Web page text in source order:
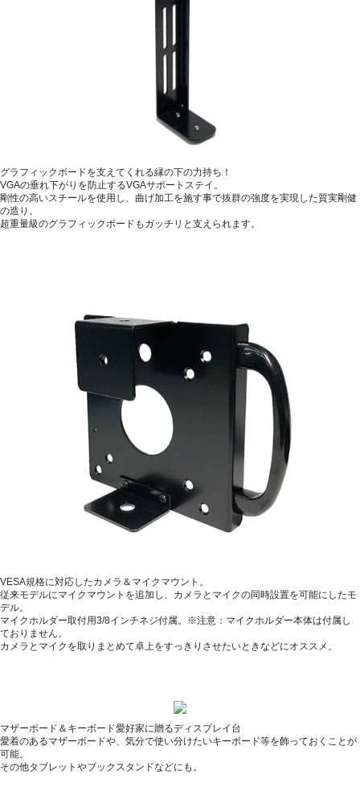
グラフィックボードを支えてくれる縁の下の力持ち！
VGAの垂れ下がりを防止するVGAサポートステイ。
剛性の高いスチールを使用し、曲げ加工を施す事で抜群の強度を実現した質実剛健
の造り。
超重量級のグラフィックボードもガッチリと支えられます。
VESA規格に対応したカメラ＆マイクマウント。
従来モデルにマイクマウントを追加し、カメラとマイクの同時設置を可能にしたモ
デル。
マイクホルダー取付用3/8インチネジ付属。※注意：マイクホルダー本体は付属し
ておりません。
カメラとマイクを取りまとめて卓上をすっきりさせたいときなどにオススメ。
マザーボード＆キーボード愛好家に贈るディスプレイ台
愛着のあるマザーボードや、気分で使い分けたいキーボード等を飾っておくことが
可能。
その他タブレットやブックスタンドなどにも。